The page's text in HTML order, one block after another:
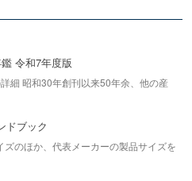
鑑 令和7年度版
細 昭和30年創刊以来50年余、他の産
ドブック
ズのほか、代表メーカーの製品サイズを